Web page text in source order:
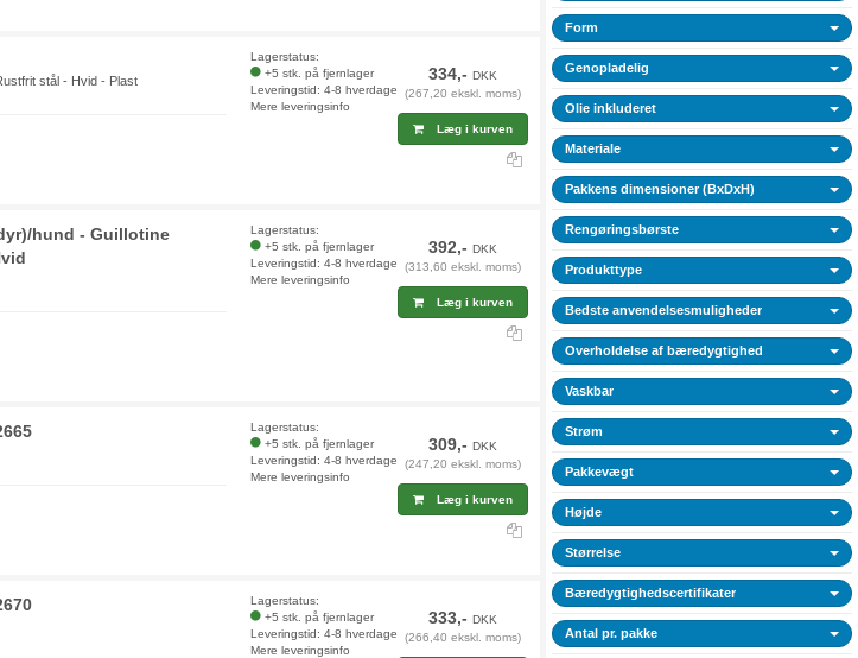
Form
Genopladelig
Olie inkluderet
Materiale
Pakkens dimensioner (BxDxH)
Rengøringsbørste
Produkttype
Bedste anvendelsesmuligheder
Overholdelse af bæredygtighed
Vaskbar
Strøm
Pakkevægt
Højde
Størrelse
Bæredygtighedscertifikater
Antal pr. pakke
stål - Hvid - Plast
Lagerstatus:
+5 stk. på fjernlager
Leveringstid: 4-8 hverdage
Mere leveringsinfo
334,-DKK
(267,20 ekskl. moms)
Læg i kurven
hund - Guillotine
Lagerstatus:
+5 stk. på fjernlager
Leveringstid: 4-8 hverdage
Mere leveringsinfo
392,-DKK
(313,60 ekskl. moms)
Læg i kurven
Lagerstatus:
+5 stk. på fjernlager
Leveringstid: 4-8 hverdage
Mere leveringsinfo
309,-DKK
(247,20 ekskl. moms)
Læg i kurven
Lagerstatus:
+5 stk. på fjernlager
Leveringstid: 4-8 hverdage
Mere leveringsinfo
333,-DKK
(266,40 ekskl. moms)